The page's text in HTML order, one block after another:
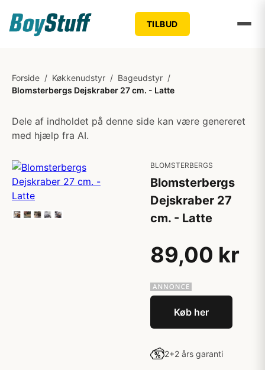
TILBUD
Forside / Køkkenudstyr / Bageudstyr /
Blomsterbergs Dejskraber 27 cm. - Latte
Dele af indholdet på denne side kan være genereret
med hjælp fra AI.
BLOMSTERBERGS
Blomsterbergs
Dejskraber 27
cm. - Latte
89,00 kr
Køb her
2+2 års garanti